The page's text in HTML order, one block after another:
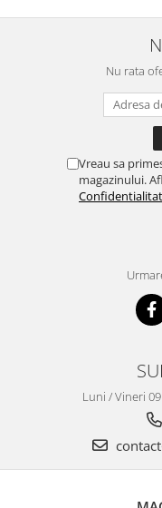
Nu rata
Vreau sa
magazinului.
Luni / Vineri